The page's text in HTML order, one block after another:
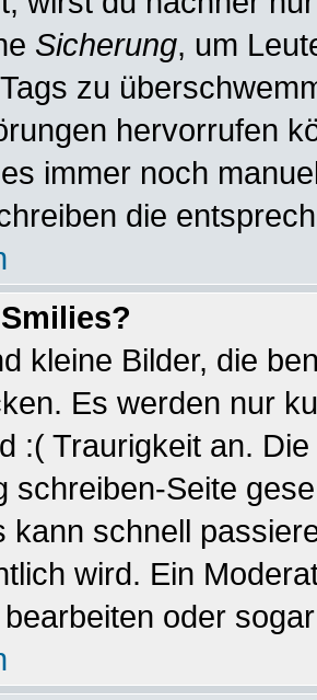
Sicherung, um
zu
hervorrufen
immer noch
die
kleine Bilder, die
Es werden nur
:( Traurigkeit an.
schreiben-Seite
kann schnell
wird. Ein
oder